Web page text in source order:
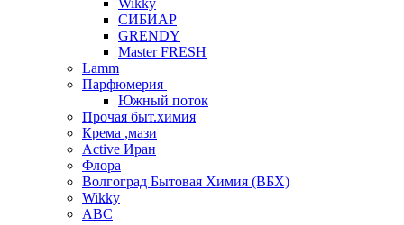
Wikky
СИБИАР
GRENDY
Master FRESH
Lamm
Парфюмерия
Южный поток
Прочая быт.химия
Крема ,мази
Аctive Иран
Флора
Волгоград Бытовая Химия (ВБХ)
Wikky
АВС